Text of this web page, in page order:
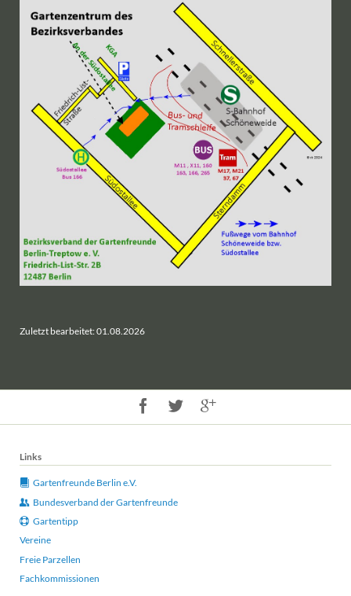
Zuletzt bearbeitet: 01.08.2026
Links
Gartenfreunde Berlin e.V.
Bundesverband der Gartenfreunde
Gartentipp
Vereine
Freie Parzellen
Fachkommissionen